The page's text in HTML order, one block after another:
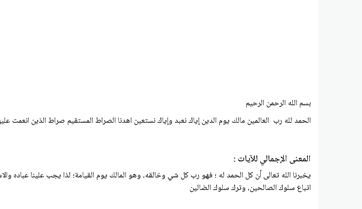
بسم الله الرحمن الرحيم
الحمد لله رب العالمين مالك يوم الدين إياك نعبد وإياك نستعين اهدنا الصراط المستقيم صراط الذين انعمت
المعنى الإجمالي للآيات :
يخبرنا الله تعالى أن كل الحمد له ؛ فهو رب كل شي وخالقه، وهو المالك يوم القيامة؛ لذا يجب علينا عباده
اتباع سلوك الصالحين، وترك سلوك الضالين